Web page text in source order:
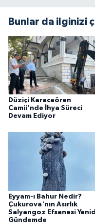
Bunlar da ilginizi
Düziçi Karacaören
Camii'nde İhya Süreci
Devam Ediyor
Eyyam-ı Bahur Nedir?
Çukurova'nın Asırlık
Salyangoz Efsanesi
Gündemde